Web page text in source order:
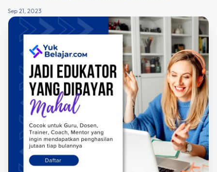
Sep 21, 2023